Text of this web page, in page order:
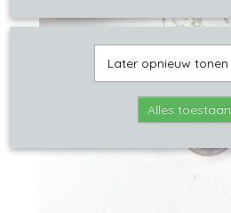
Later opnieuw tonen
Alles toestaan